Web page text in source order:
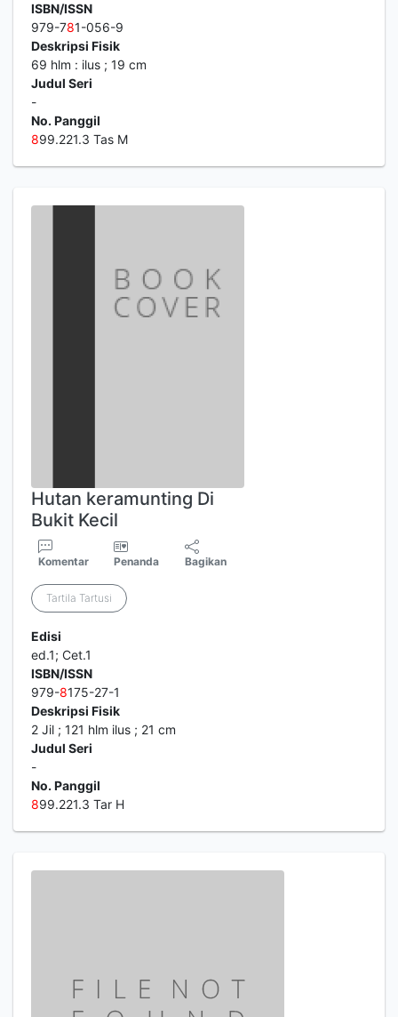
ISBN/ISSN
979-781-056-9
Deskripsi Fisik
69 hlm : ilus ; 19 cm
Judul Seri
-
No. Panggil
899.221.3 Tas M
Hutan keramunting Di
Bukit Kecil
Komentar Penanda Bagikan
Tartila Tartusi
Edisi
ed.1; Cet.1
ISBN/ISSN
979-8175-27-1
Deskripsi Fisik
2 Jil ; 121 hlm ilus ; 21 cm
Judul Seri
-
No. Panggil
899.221.3 Tar H